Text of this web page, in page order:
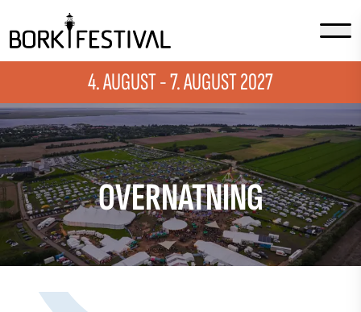
4. AUGUST - 7. AUGUST 2027
OVERNATNING